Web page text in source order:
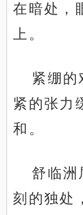
在暗处，
上。
紧绷的
紧的张力
和。
舒临洲
刻的独处